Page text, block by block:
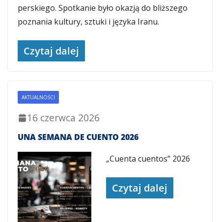
perskiego. Spotkanie było okazją do bliższego
poznania kultury, sztuki i języka Iranu.
Czytaj dalej
AKTUALNOŚCI
16 czerwca 2026
UNA SEMANA DE CUENTO 2026
„Cuenta cuentos” 2026
Czytaj dalej